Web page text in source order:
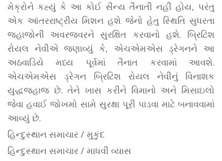
મેક્રોને કહ્યું કે આ કોઈ સૈન્ય તૈનાતી નહીં હોય, પરંતુ
એક આંતરરાષ્ટ્રીય મિશન હશે જેનો હેતુ સ્થિતિ સુધરતા
જહાજોની અવરજવરને સુરક્ષિત કરવાનો હશે. બ્રિટિશ
રોયલ નેવીએ જણાવ્યું કે, એચએમએસ ડ્રેગનને આ
અઠવાડિયે મધ્ય પૂર્વમાં તૈનાત કરવામાં આવશે.
એચએમએસ ડ્રેગન બ્રિટિશ રોયલ નેવીનું વિનાશક
યુદ્ધજહાજ છે. તેને ખાસ કરીને વિમાનો અને મિસાઇલો
જેવા હવાઈ જોખમો સામે સુરક્ષા પૂરી પાડવા માટે બનાવવામાં
આવ્યું છે.
હિન્દુસ્થાન સમાચાર / મુકુંદ
હિન્દુસ્થાન સમાચાર / માધવી વ્યાસ